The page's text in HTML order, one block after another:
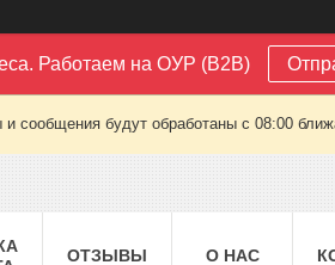
Работаем на ОУР (B2B)
сообщения будут обработаны с 08:00
ОТЗЫВЫ О НАС